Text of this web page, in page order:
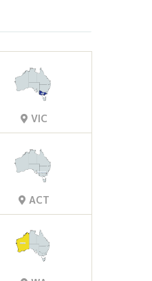
VIC
ACT